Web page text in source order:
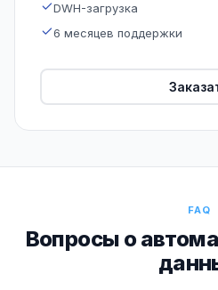
DWH-загрузка
6 месяцев поддержки
FAQ
Вопросы о